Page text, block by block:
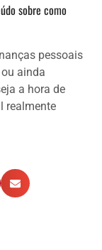
sobre como
pessoais
ainda
a hora de
realmente